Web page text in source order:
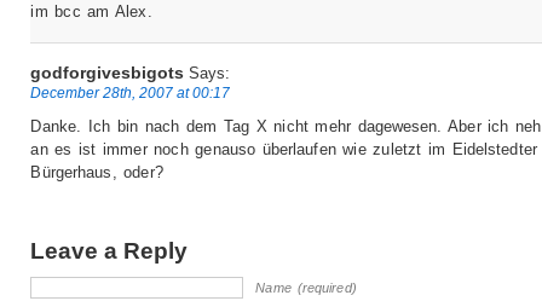
im bcc am Alex.
godforgivesbigots Says:
December 28th, 2007 at 00:17
Danke. Ich bin nach dem Tag X nicht mehr dagewesen. Aber ich
an es ist immer noch genauso überlaufen wie zuletzt im Eidelstedter
Bürgerhaus, oder?
Leave a Reply
Name (required)